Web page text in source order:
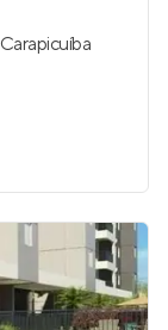
Carapicuíba